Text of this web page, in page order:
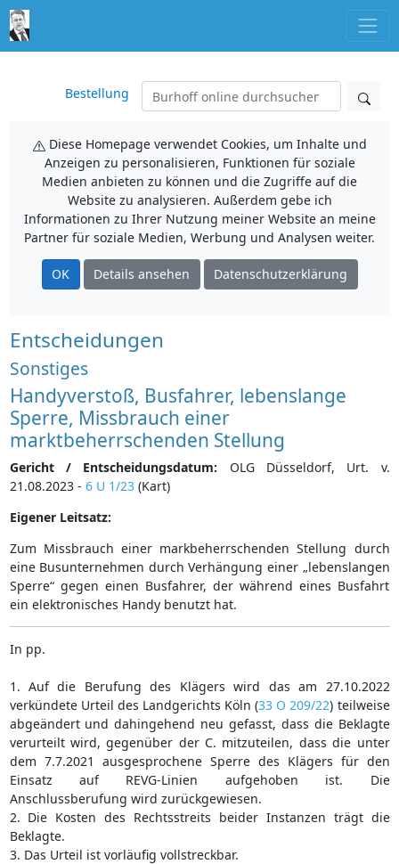
Bestellung
Diese Homepage verwendet Cookies, um Inhalte und
Anzeigen zu personalisieren, Funktionen für soziale
Medien anbieten zu können und die Zugriffe auf die
Website zu analysieren. Außerdem gebe ich
Informationen zu Ihrer Nutzung meiner Website an meine
Partner für soziale Medien, Werbung und Analysen weiter.
OK Details ansehen Datenschutzerklärung
Entscheidungen
Sonstiges
Handyverstoß, Busfahrer, lebenslange
Sperre, Missbrauch einer
marktbeherrschenden Stellung
Gericht / Entscheidungsdatum: OLG Düsseldorf, Urt. v.
21.08.2023 - 6 U 1/23(Kart)
Eigener Leitsatz:
Zum Missbrauch einer markbeherrschenden Stellung durch
eine Busunternehmen durch Verhängung einer „lebenslangen
Sperre“ gegen einen Busfahrer, der während eines Busfahrt
ein elektronisches Handy benutzt hat.
In pp.
1. Auf die Berufung des Klägers wird das am 27.10.2022
verkündete Urteil des Landgerichts Köln (33 O 209/22) teilweise
abgeändert und dahingehend neu gefasst, dass die Beklagte
verurteilt wird, gegenüber der C. mitzuteilen, dass die unter
dem 7.7.2021 ausgesprochene Sperre des Klägers für den
Einsatz auf REVG-Linien aufgehoben ist. Die
Anschlussberufung wird zurückgewiesen.
2. Die Kosten des Rechtsstreits beider Instanzen trägt die
Beklagte.
3. Das Urteil ist vorläufig vollstreckbar.